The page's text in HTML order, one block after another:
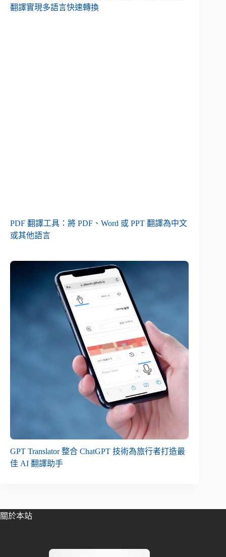
翻譯實現多語言快速轉換
PDF 翻譯工具：將 PDF、Word 或 PPT 翻譯為中文
或其他語言
GPT Translator 整合 ChatGPT 技術為旅行者打造最
佳 AI 翻譯助手
關於本站